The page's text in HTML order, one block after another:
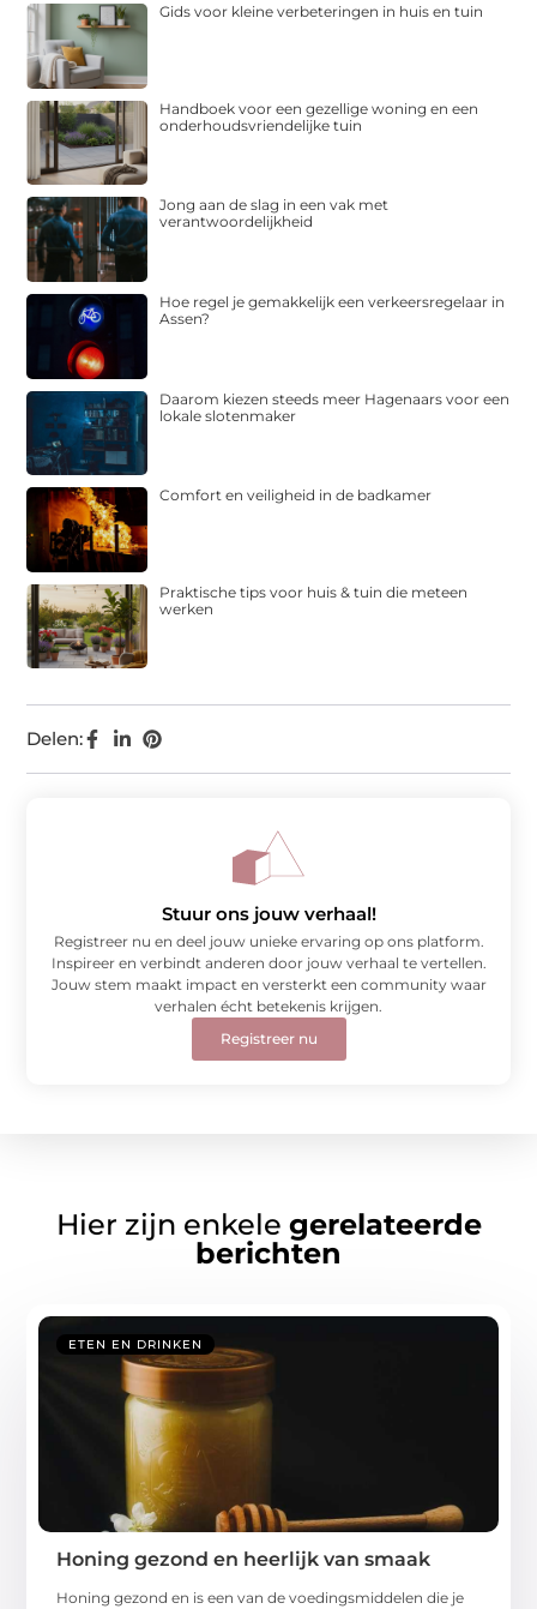
Delen:
Gids voor kleine verbeteringen in huis en tuin
Handboek voor een gezellige woning en een
onderhoudsvriendelijke tuin
Jong aan de slag in een vak met
verantwoordelijkheid
Hoe regel je gemakkelijk een verkeersregelaar in
Assen?
Daarom kiezen steeds meer Hagenaars voor een
lokale slotenmaker
Comfort en veiligheid in de badkamer
Praktische tips voor huis & tuin die meteen
werken
Stuur ons jouw verhaal!
Registreer nu en deel jouw unieke ervaring op ons platform.
Inspireer en verbindt anderen door jouw verhaal te vertellen.
Jouw stem maakt impact en versterkt een community waar
verhalen écht betekenis krijgen.
Registreer nu
Hier zijn enkele gerelateerde
berichten
ETEN EN DRINKEN
Honing gezond en heerlijk van smaak
Honing gezond en is een van de voedingsmiddelen die je